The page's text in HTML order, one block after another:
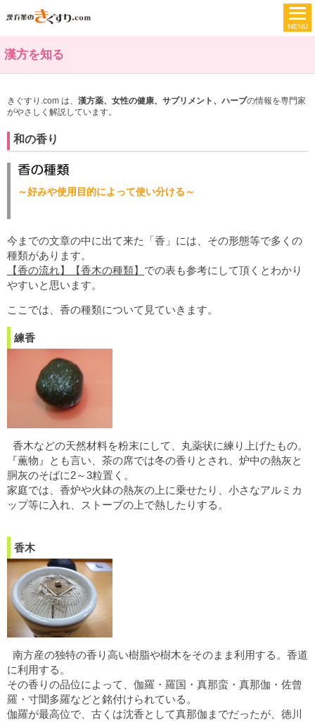
漢方を知る
きぐすり.com は、 漢方薬、女性の健康、サプリメント、ハーブの情報を専門家
がやさしく解説しています。
和の香り
～好みや使用目的によって使い分ける～
今までの文章の中に出て来た「香」には、その形態等で多くの
種類があります。
【香の流れ】
【香木の種類】 での表も参考にして頂くとわかり
やすいと思います。
ここでは、香の種類について見ていきます。
練香
香木などの天然材料を粉末にして、丸薬状に練り上げたもの。
『薫物』とも言い、茶の席では冬の香りとされ、炉中の熱灰と
胴灰のそばに2～3粒置く。
家庭では、香炉や火鉢の熱灰の上に乗せたり、小さなアルミカ
ップ等に入れ、ストーブの上で熱したりする。
香木
南方産の独特の香り高い樹脂や樹木をそのまま利用する。香道
に利用する。
その香りの品位によって、伽羅・羅国・真那蛮・真那伽・佐曾
羅・寸聞多羅などと銘付けられている。
伽羅が最高位で、古くは沈香として真那伽までだったが、徳川